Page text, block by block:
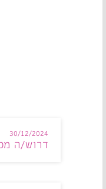
30/12/2024
דרוש/ה